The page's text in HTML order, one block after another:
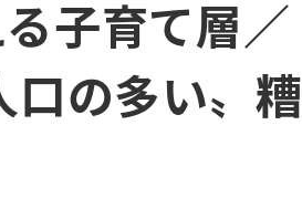
子育て層／
口の多い〟糟